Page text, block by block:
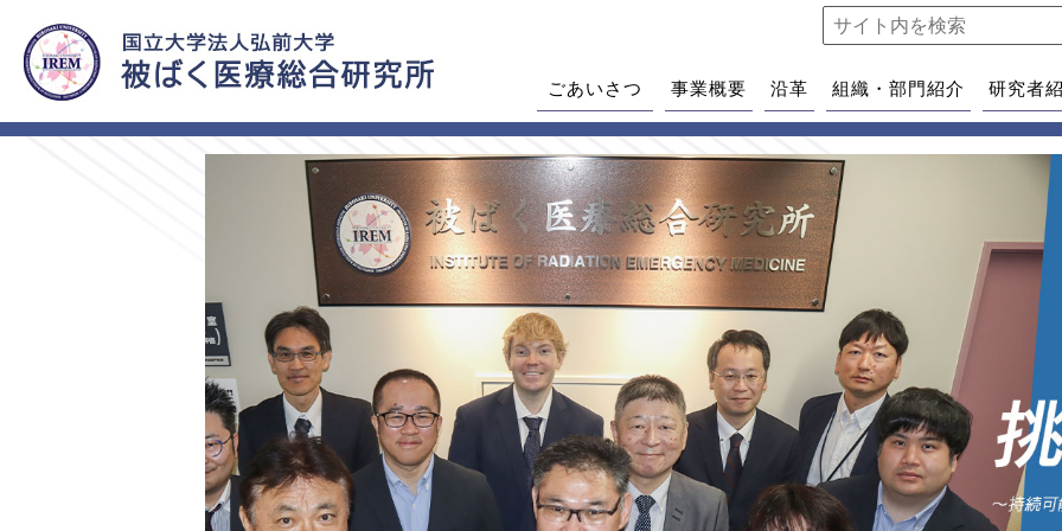
ごあいさつ 事業概要 沿革 組織・部門紹介 研究者